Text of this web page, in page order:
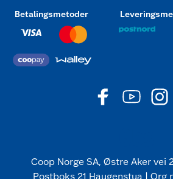
Betalingsmetoder
Coop Norge SA, Østre Aker vei
Postboks 21 Haugenstua | Org